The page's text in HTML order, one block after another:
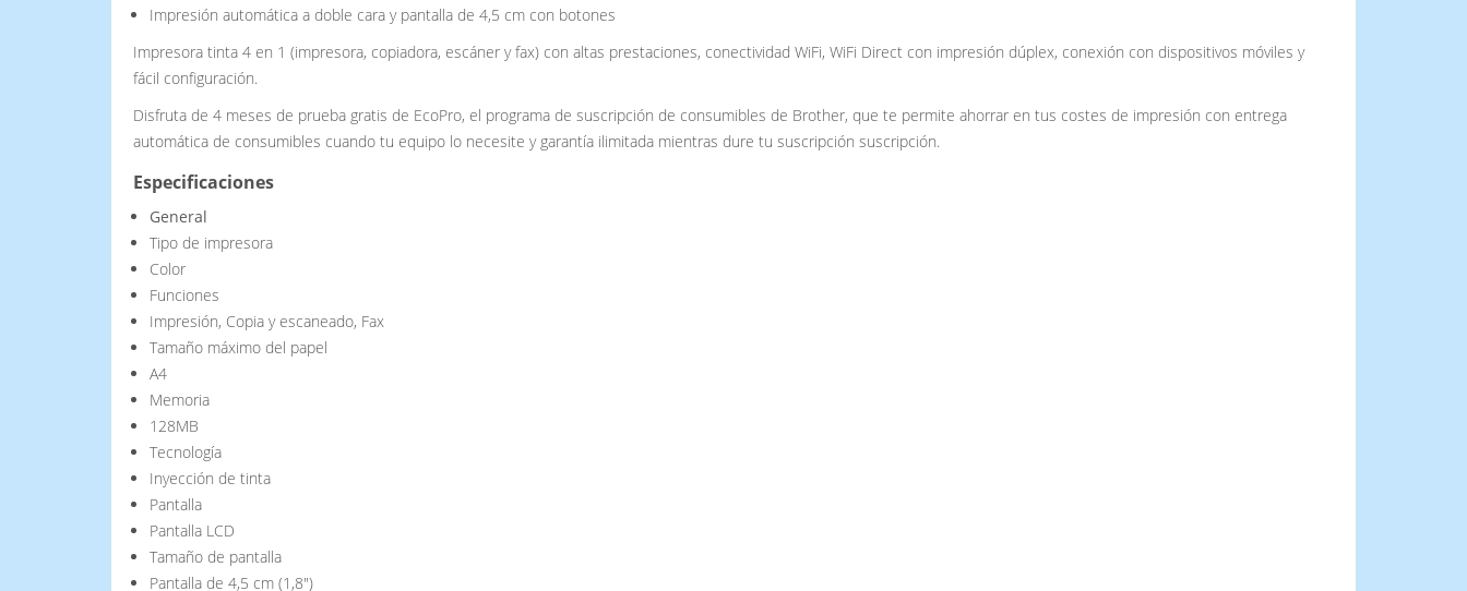
Impresión automática a doble cara y pantalla de 4,5 cm con botones
Impresora tinta 4 en 1 (impresora, copiadora, escáner y fax) con altas prestaciones, conectividad WiFi, WiFi Direct con impresión dúplex, conexión con dispositivos móviles y
fácil configuración.
Disfruta de 4 meses de prueba gratis de EcoPro, el programa de suscripción de consumibles de Brother, que te permite ahorrar en tus costes de impresión con entrega
automática de consumibles cuando tu equipo lo necesite y garantía ilimitada mientras dure tu suscripción suscripción.
Especificaciones
General
Tipo de impresora
Color
Funciones
Impresión, Copia y escaneado, Fax
Tamaño máximo del papel
A4
Memoria
128MB
Tecnología
Inyección de tinta
Pantalla
Pantalla LCD
Tamaño de pantalla
Pantalla de 4,5 cm (1,8")